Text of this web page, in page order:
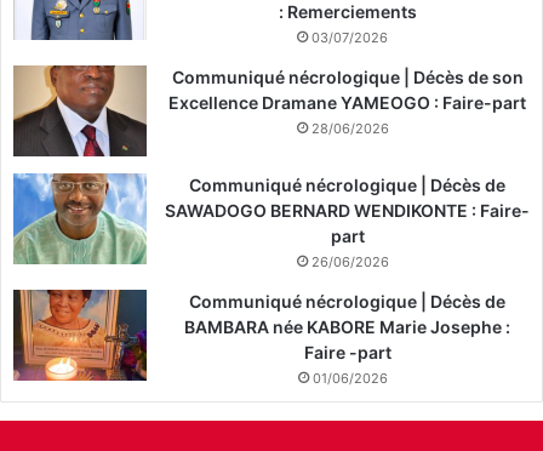
: Remerciements
03/07/2026
Communiqué nécrologique | Décès de son
Excellence Dramane YAMEOGO : Faire-part
28/06/2026
Communiqué nécrologique | Décès de
SAWADOGO BERNARD WENDIKONTE : Faire-
part
26/06/2026
Communiqué nécrologique | Décès de
BAMBARA née KABORE Marie Josephe :
Faire -part
01/06/2026